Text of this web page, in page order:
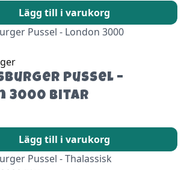
Lägg till i varukorg
Pussel –
3000 bitar
Lägg till i varukorg